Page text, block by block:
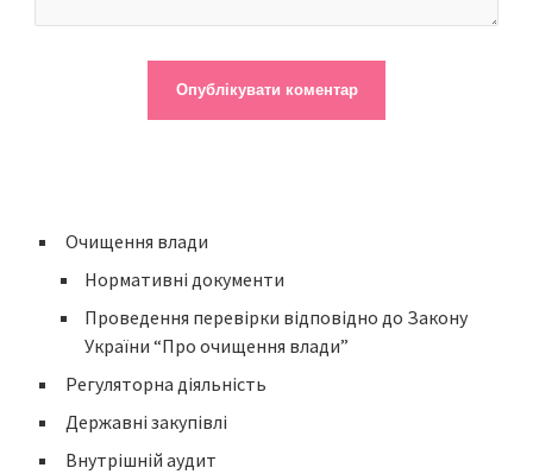
Очищення влади
Нормативні документи
Проведення перевірки відповідно до Закону
України “Про очищення влади”
Регуляторна діяльність
Державні закупівлі
Внутрішній аудит